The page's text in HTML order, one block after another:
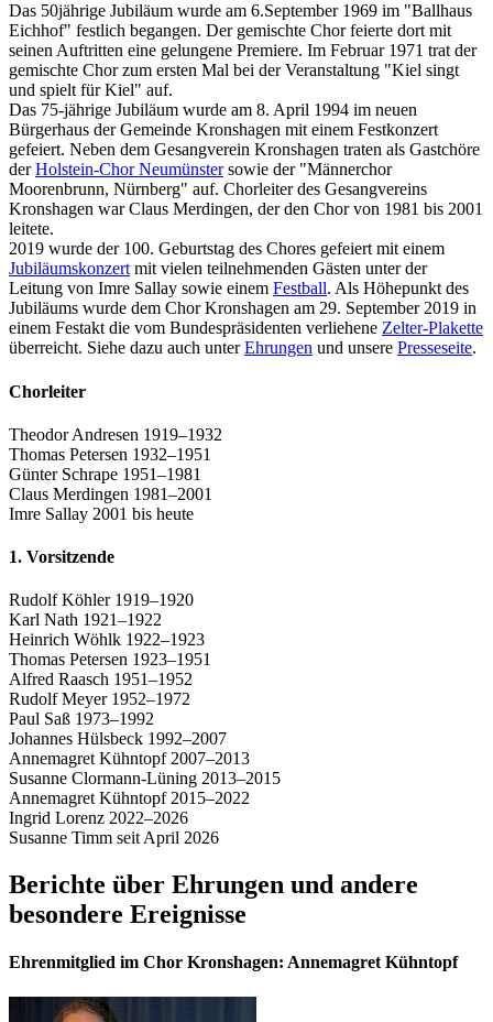
Das 50jährige Jubiläum wurde am 6.September 1969 im "Ballhaus
Eichhof" festlich begangen. Der gemischte Chor feierte dort mit
seinen Auftritten eine gelungene Premiere. Im Februar 1971 trat der
gemischte Chor zum ersten Mal bei der Veranstaltung "Kiel singt
und spielt für Kiel" auf.
Das 75-jährige Jubiläum wurde am 8. April 1994 im neuen
Bürgerhaus der Gemeinde Kronshagen mit einem Festkonzert
gefeiert. Neben dem Gesangverein Kronshagen traten als Gastchöre
derHolstein-Chor Neumünstersowie der "Männerchor
Moorenbrunn, Nürnberg" auf. Chorleiter des Gesangvereins
Kronshagen war Claus Merdingen, der den Chor von 1981 bis 2001
leitete.
2019 wurde der 100. Geburtstag des Chores gefeiert mit einem
Jubiläumskonzert mit vielen teilnehmenden Gästen unter der
Leitung von Imre Sallay sowie einem Festball. Als Höhepunkt des
Jubiläums wurde dem Chor Kronshagen am 29. September 2019 in
einem Festakt die vom Bundespräsidenten verliehene Zelter-Plakette
überreicht. Siehe dazu auch unterEhrungen und unsere Presseseite.
Chorleiter
Theodor Andresen 1919–1932
Thomas Petersen 1932–1951
Günter Schrape 1951–1981
Claus Merdingen 1981–2001
Imre Sallay 2001 bis heute
1. Vorsitzende
Rudolf Köhler 1919–1920
Karl Nath 1921–1922
Heinrich Wöhlk 1922–1923
Thomas Petersen 1923–1951
Alfred Raasch 1951–1952
Rudolf Meyer 1952–1972
Paul Saß 1973–1992
Johannes Hülsbeck 1992–2007
Annemagret Kühntopf 2007–2013
Susanne Clormann-Lüning 2013–2015
Annemagret Kühntopf 2015–2022
Ingrid Lorenz 2022–2026
Susanne Timm seit April 2026
Berichte über Ehrungen und andere
besondere Ereignisse
Ehrenmitglied im Chor Kronshagen: Annemagret Kühntopf